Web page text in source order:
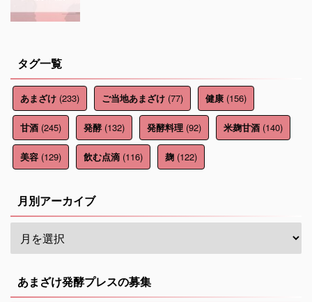
タグ一覧
あまざけ (233) ご当地あまざけ (77) 健康 (156)
甘酒 (245) 発酵(132) 発酵料理 (92) 米麹甘酒 (140)
美容 (129) 飲む点滴 (116) 麹 (122)
月別アーカイブ
あまざけ発酵プレスの募集